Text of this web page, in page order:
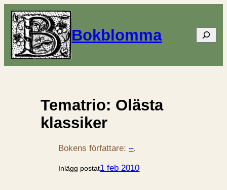
Bokblomma Sök
Tematrio: Olästa
klassiker
Bokens författare:–.
Inlägg postat1 feb 2010